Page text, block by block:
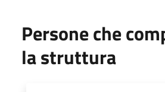
Persone che
la struttura